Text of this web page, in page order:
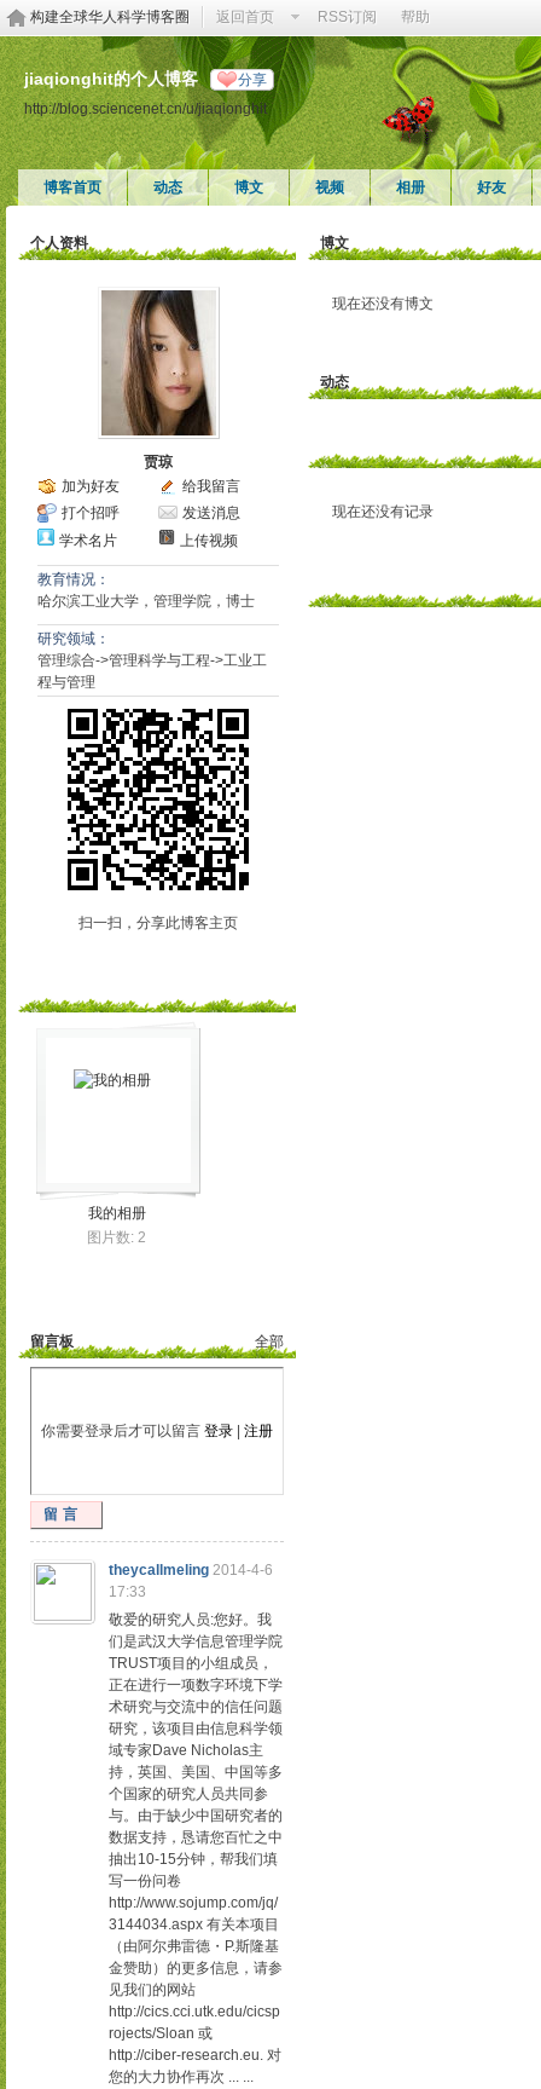
构建全球华人科学博客圈 返回首页 RSS订阅 帮助
jiaqionghit的个人博客 分享
http://blog.sciencenet.cn/u/jiaqionghit
博客首页 动态 博文 视频 相册 好友
个人资料
贾琼
加为好友
给我留言
打个招呼
发送消息
学术名片
上传视频
教育情况：
哈尔滨工业大学，管理学院，博士
研究领域：
管理综合->管理科学与工程->工业工
程与管理
扫一扫，分享此博客主页
我的相册
图片数: 2
留言板 全部
你需要登录后才可以留言 登录 注册
留言
theycallmeling 2014-4-6
17:33
敬爱的研究人员:您好。我
们是武汉大学信息管理学院
TRUST项目的小组成员，
正在进行一项数字环境下学
术研究与交流中的信任问题
研究，该项目由信息科学领
域专家Dave Nicholas主
持，英国、美国、中国等多
个国家的研究人员共同参
与。由于缺少中国研究者的
数据支持，恳请您百忙之中
抽出10-15分钟，帮我们填
写一份问卷
http://www.sojump.com/jq/
3144034.aspx 有关本项目
（由阿尔弗雷德・P.斯隆基
金赞助）的更多信息，请参
见我们的网站
http://cics.cci.utk.edu/cicsp
rojects/Sloan 或
http://ciber-research.eu. 对
您的大力协作再次 ... ...
博文
现在还没有博文
动态
现在还没有记录